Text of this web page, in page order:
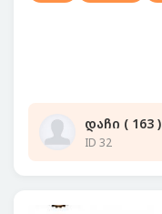
დაჩი ( 163 )
ID 32